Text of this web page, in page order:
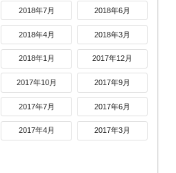
2018年7月 2018年6月
2018年4月 2018年3月
2018年1月 2017年12月
2017年10月 2017年9月
2017年7月 2017年6月
2017年4月 2017年3月